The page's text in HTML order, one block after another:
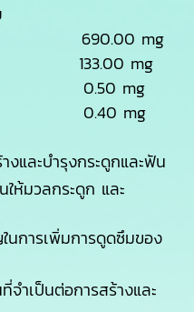
690.00 mg
133.00 mg
IU) 0.50 mg
0.40 mg
งและบำรุงกระดูกและฟัน
ห้มวลกระดูก และ
การเพิ่มการดูดซึมของ
จำเป็นต่อการสร้างและ